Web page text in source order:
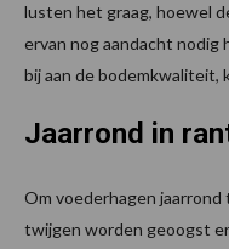
lusten het graag, hoewel
ervan nog aandacht nodig
bij aan de
Jaarrond in
Om voederhagen
twijgen worden geoogst